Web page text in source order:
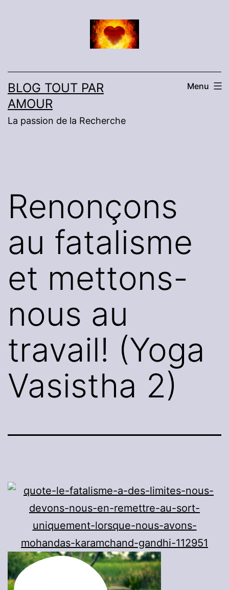
BLOG TOUT PAR
AMOUR
La passion de la Recherche
Menu
Renonçons
au fatalisme
et mettons-
nous au
travail! (Yoga
Vasistha 2)